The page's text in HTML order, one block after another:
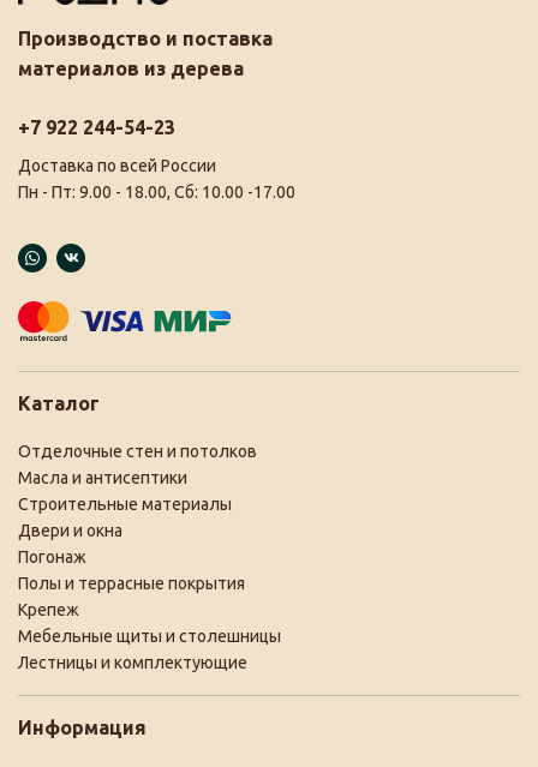
Производство и поставка
материалов из дерева
+7 922 244-54-23
Доставка по всей России
Пн - Пт: 9.00 - 18.00, Сб: 10.00 -17.00
Каталог
Отделочные стен и потолков
Масла и антисептики
Строительные материалы
Двери и окна
Погонаж
Полы и террасные покрытия
Крепеж
Мебельные щиты и столешницы
Лестницы и комплектующие
Информация